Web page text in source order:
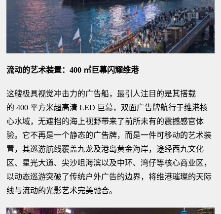
流动的艺术装置：400 ㎡巨幕闪耀维港
这艘极具视觉冲击力的广告船，最引人注目的是其搭载
的 400 平方米超高清 LED 巨幕，双面广告牌航行于维港核
心水域，无遮挡的海上视野带来了前所未有的震撼感官体
验。它不再是一个静态的广告牌，而是一件可移动的艺术装
置，其巡游航线覆盖九龙及港岛黄金海岸，途经西九文化
区、星光大道、尖沙咀海滨以及中环、湾仔等核心商业区，
以动态巡游突破了传统户外广告的边界，将维港璀璨的天际
线与流动的光影艺术完美融合。